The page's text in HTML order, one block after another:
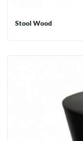
Stool Wood